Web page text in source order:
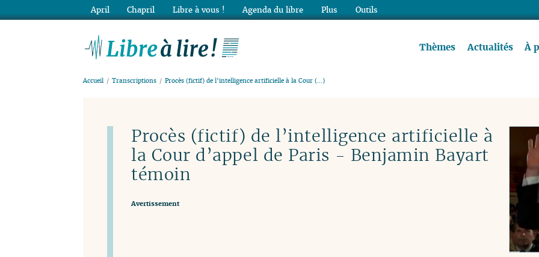
Thèmes Actualités À
Accueil Transcriptions Procès (fictif) de l’intelligence artificielle à la Cour (…)
Procès (fictif) de l’intelligence artificielle à
la Cour d’appel de Paris - Benjamin Bayart
témoin
Avertissement
April Chapril Libre à vous ! Agenda du libre Plus Outils